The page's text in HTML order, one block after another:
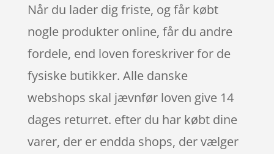
Når du lader dig friste, og får købt
nogle produkter online, får du andre
fordele, end loven foreskriver for de
fysiske butikker. Alle danske
webshops skal jævnfør loven give 14
dages returret. efter du har købt dine
varer, der er endda shops, der vælger